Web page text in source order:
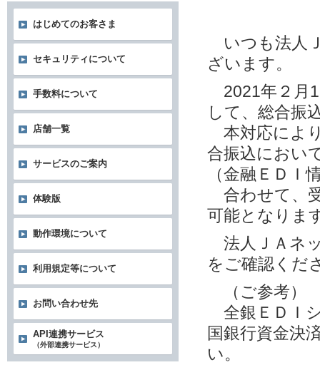
いつも法人
ざいます。
2021年２月
して、総合振
本対応によ
合振込におい
（金融ＥＤＩ
合わせて、
可能となりま
法人ＪＡネ
をご確認くだ
（ご参考）
全銀ＥＤＩ
国銀行資金決
い。
はじめてのお客さま
セキュリティについて
手数料について
店舗一覧
サービスのご案内
体験版
動作環境について
利用規定等について
お問い合わせ先
API連携サービス
（外部連携サービス）